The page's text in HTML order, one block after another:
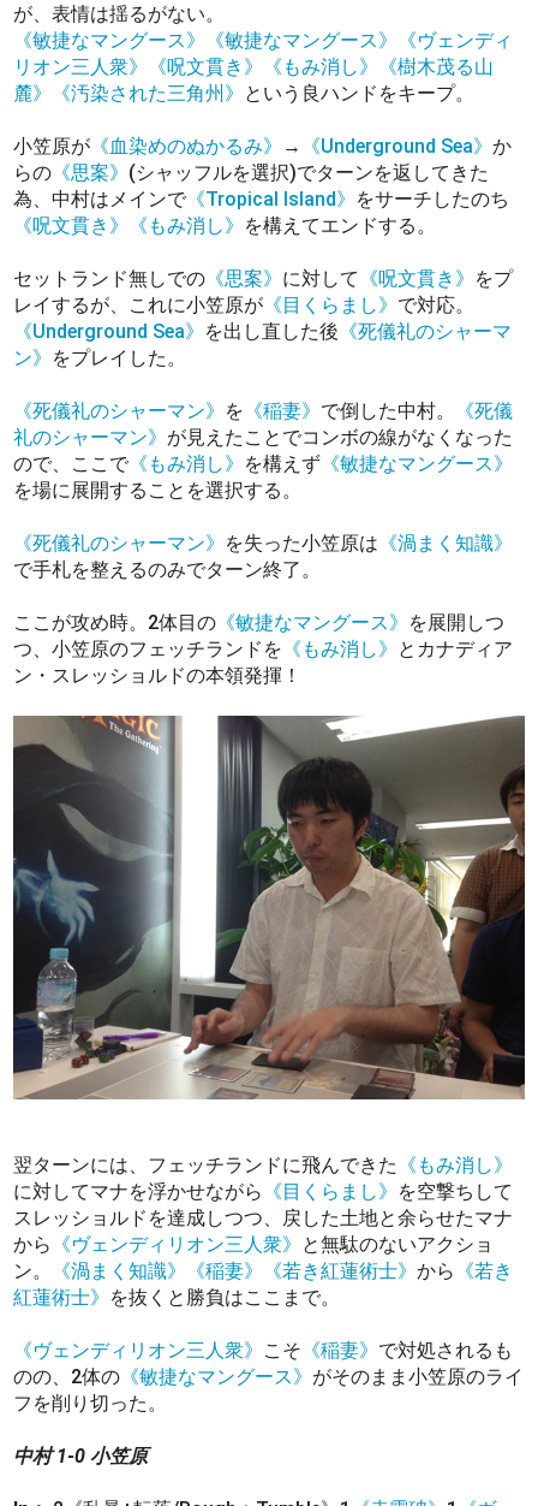
が、表情は揺るがない。
《敏捷なマングース》
《敏捷なマングース》
《ヴェンディ
リオン三人衆》
《呪文貫き》 《もみ消し》
《樹木茂る山
麓》
《汚染された三角州》 という良ハンドをキープ。
小笠原が 《血染めのぬかるみ》 → 《Underground Sea》か
らの 《思案》 (シャッフルを選択)でターンを返してきた
為、中村はメインで 《Tropical Island》 をサーチしたのち
《呪文貫き》
《もみ消し》 を構えてエンドする。
セットランド無しでの 《思案》 に対して 《呪文貫き》 をプ
レイするが、これに小笠原が 《目くらまし》 で対応。
《Underground Sea》 を出し直した後 《死儀礼のシャーマ
ン》 をプレイした。
《死儀礼のシャーマン》 を 《稲妻》 で倒した中村。
《死儀
礼のシャーマン》 が見えたことでコンボの線がなくなった
ので、ここで 《もみ消し》 を構えず 《敏捷なマングース》
を場に展開することを選択する。
《死儀礼のシャーマン》 を失った小笠原は 《渦まく知識》
で手札を整えるのみでターン終了。
ここが攻め時。2体目の 《敏捷なマングース》 を展開しつ
つ、小笠原のフェッチランドを 《もみ消し》 とカナディア
ン・スレッショルドの本領発揮！
翌ターンには、フェッチランドに飛んできた 《もみ消し》
に対してマナを浮かせながら 《目くらまし》 を空撃ちして
スレッショルドを達成しつつ、戻した土地と余らせたマナ
から 《ヴェンディリオン三人衆》 と無駄のないアクショ
ン。
《渦まく知識》 《稲妻》 《若き紅蓮術士》から 《若き
紅蓮術士》 を抜くと勝負はここまで。
《ヴェンディリオン三人衆》 こそ 《稲妻》 で対処されるも
のの、2体の 《敏捷なマングース》 がそのまま小笠原のライ
フを削り切った。
中村 1-0 小笠原